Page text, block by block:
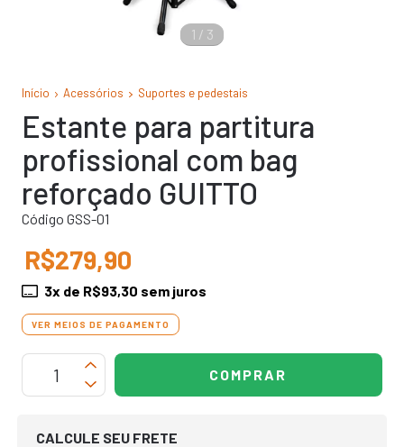
1 / 3
Início Acessórios Suportes e pedestais
Estante para partitura
profissional com bag
reforçado GUITTO
Código GSS-01
R$279,90
3x de R$93,30 sem juros
VER MEIOS DE PAGAMENTO
OPÇÕES DE FRETE
CALCULE SEU FRETE